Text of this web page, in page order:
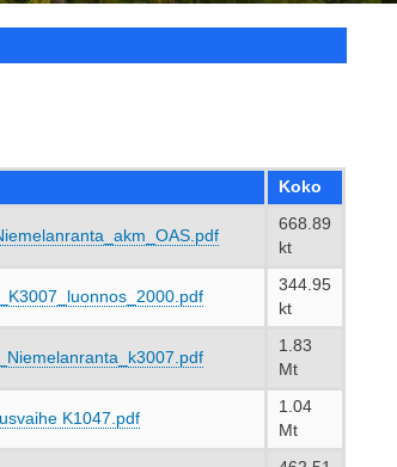
Koko
668.89
kt
344.95
kt
1.83
Mt
K1047.pdf
1.04
Mt